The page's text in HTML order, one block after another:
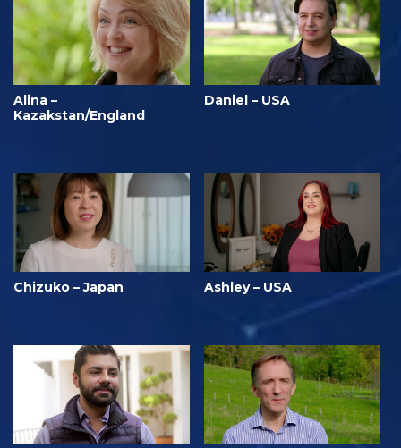
Alina –
Kazakstan/England
Daniel – USA
Chizuko – Japan Ashley – USA